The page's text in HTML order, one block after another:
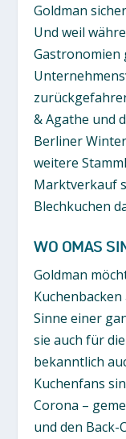
Goldman
Und weil
Gastronomien
& Agathe und
Berliner
weitere
Marktverkauf
Blechkuchen
WO OMAS
Goldman
Sinne einer
sie auch für
bekanntlich
Kuchenfans
Corona –
und den Back-